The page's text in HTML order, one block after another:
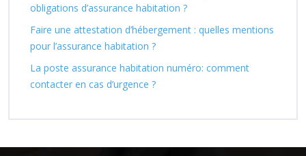
obligations d’assurance habitation ?
Faire une attestation d’hébergement : quelles mentions
pour l’assurance habitation ?
La poste assurance habitation numéro: comment
contacter en cas d’urgence ?